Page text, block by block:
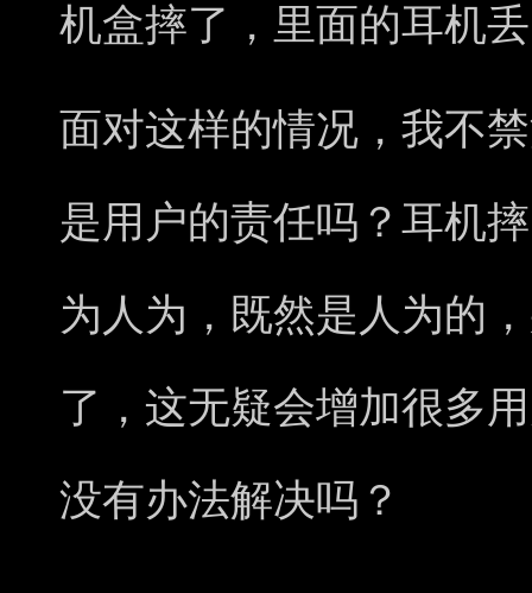
机盒摔了，里面的耳机
面对这样的情况，我不
是用户的责任吗？耳机
为人为，既然是人为的
了，这无疑会增加很多
没有办法解决吗？